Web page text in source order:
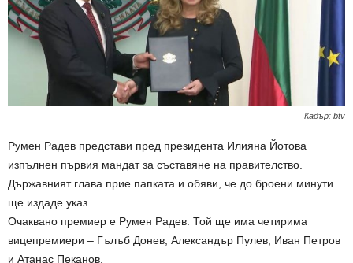
Кадър: btv
Румен Радев представи пред президента Илияна Йотова
изпълнен първия мандат за съставяне на правителство.
Държавният глава прие папката и обяви, че до броени минути
ще издаде указ.
Очаквано премиер е Румен Радев. Той ще има четирима
вицепремиери – Гълъб Донев, Александър Пулев, Иван Петров
и Атанас Пеканов.